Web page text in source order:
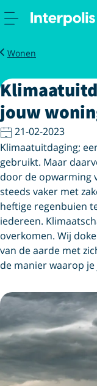
Magazine
Wonen
Klimaatuitdagingen zo
jouw
21-02-2023
Klimaatuitdaging;
gebruikt. Maar
door de opwarming
steeds vaker met
heftige regenbuien
iedereen.
overkomen. Wij
van de aarde met
de manier waarop